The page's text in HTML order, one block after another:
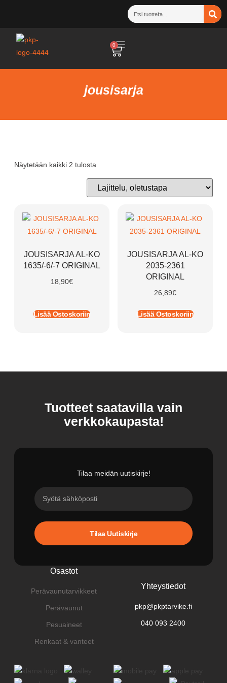
0
jousisarja
Näytetään kaikki 2 tulosta
JOUSISARJA AL-KO
1635/-6/-7 ORIGINAL
18,90€
Lisää Ostoskoriin
JOUSISARJA AL-KO
2035-2361
ORIGINAL
26,89€
Lisää Ostoskoriin
Tuotteet saatavilla vain
verkkokaupasta!
Tilaa meidän uutiskirje!
Tilaa Uutiskirje
Osastot
Perävaunutarvikkeet
Perävaunut
Pesuaineet
Renkaat & vanteet
Yhteystiedot
pkp@pkptarvike.fi
040 093 2400